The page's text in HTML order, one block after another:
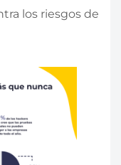
los riesgos de